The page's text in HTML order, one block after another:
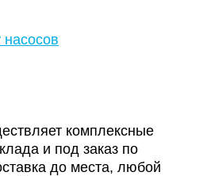
насосов
комплексные
и под заказ по
до места, любой